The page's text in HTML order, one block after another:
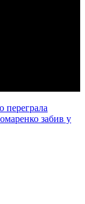
переграла
забив у